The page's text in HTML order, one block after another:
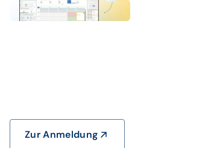
Banner ClickDoc Webinar
Zur Anmeldung